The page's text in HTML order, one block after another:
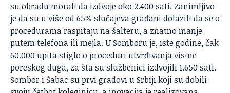
su obradu morali da izdvoje oko 2.400 sati. Zanimljivo
je da su u više od 65% slučajeva građani dolazili da se o
procedurama raspitaju na šalteru, a znatno manje
putem telefona ili mejla. U Somboru je, iste godine, čak
60.000 upita stiglo o proceduri utvrđivanja visine
poreskog duga, za šta su službenici izdvojili 1.650 sati.
Sombor i Šabac su prvi gradovi u Srbiji koji su dobili